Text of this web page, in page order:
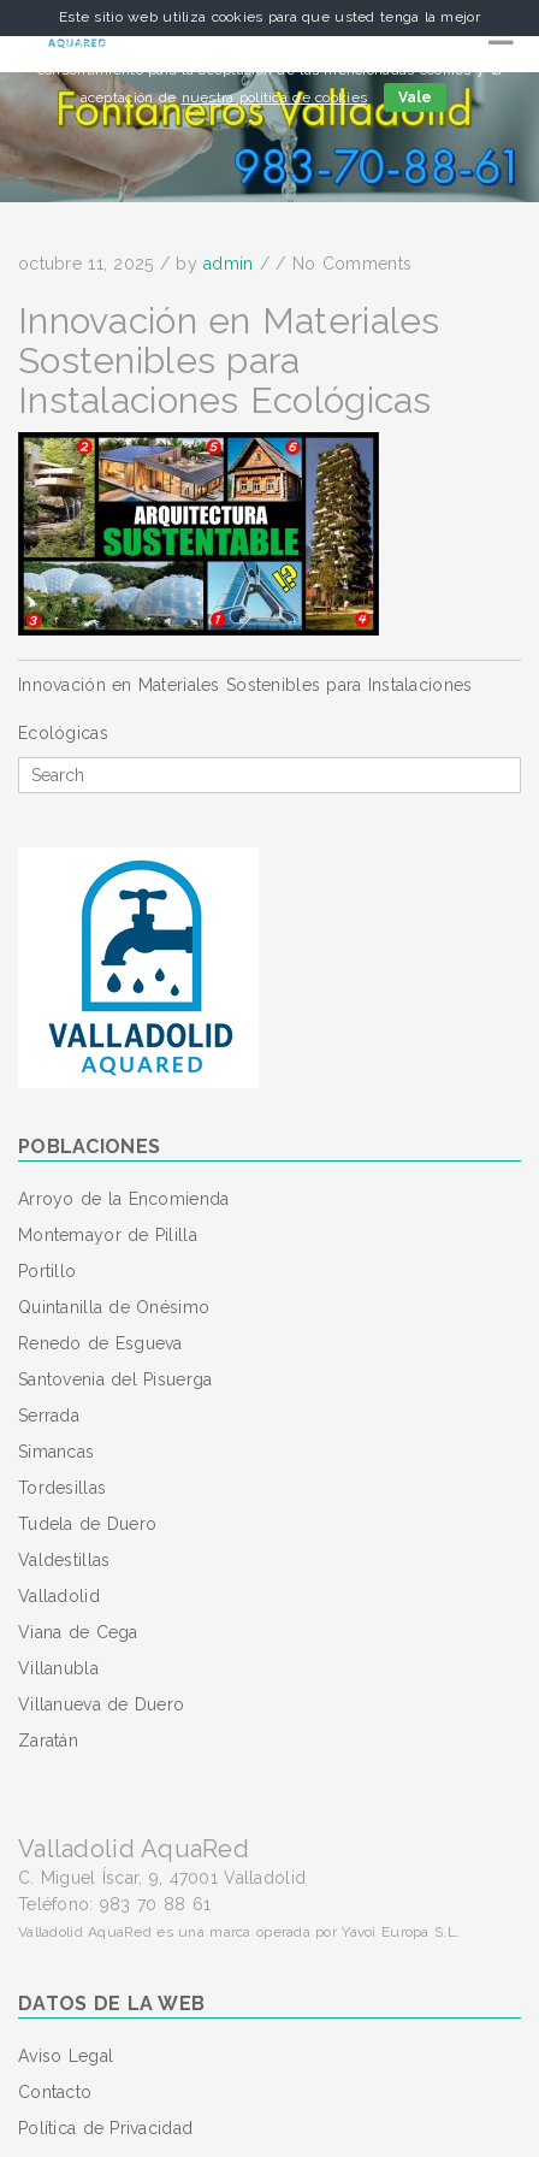
octubre 11, 2025 / byadmin / / No Comments
Innovación en Materiales
Sostenibles para
Instalaciones Ecológicas
Navegación
de
entradas
Innovación en Materiales Sostenibles para Instalaciones
Ecológicas
Search
for
POBLACIONES
Arroyo de la Encomienda
Montemayor de Pililla
Portillo
Quintanilla de Onésimo
Renedo de Esgueva
Santovenia del Pisuerga
Serrada
Simancas
Tordesillas
Tudela de Duero
Valdestillas
Valladolid
Viana de Cega
Villanubla
Villanueva de Duero
Zaratán
Valladolid AquaRed
C. Miguel Íscar, 9, 47001 Valladolid
Teléfono: 983 70 88 61
Valladolid AquaRed es una marca operada por Yavoi Europa S.L.
DATOS DE LA WEB
Aviso Legal
Contacto
Política de Privacidad
Este sitio web utiliza cookies para que usted tenga la mejor
experiencia de usuario. Si continúa navegando está dando su
consentimiento para la aceptación de las mencionadas cookies y la
aceptación de nuestra política de cookies Vale